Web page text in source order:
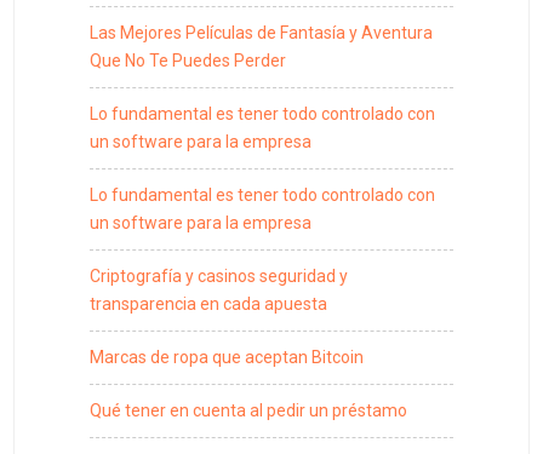
Las Mejores Películas de Fantasía y Aventura
Que No Te Puedes Perder
Lo fundamental es tener todo controlado con
un software para la empresa
Lo fundamental es tener todo controlado con
un software para la empresa
Criptografía y casinos seguridad y
transparencia en cada apuesta
Marcas de ropa que aceptan Bitcoin
Qué tener en cuenta al pedir un préstamo